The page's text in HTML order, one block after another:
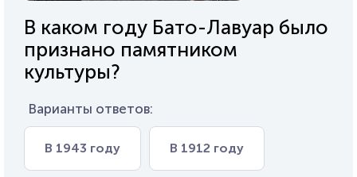
В каком году Бато-Лавуар было
признано памятником
культуры?
Варианты ответов:
В 1943 году В 1912 году